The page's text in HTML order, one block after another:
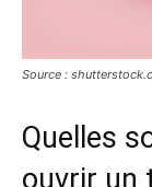
Source :
Quelles
ouvrir un